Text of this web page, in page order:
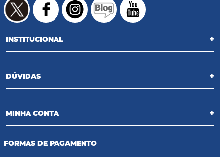
INSTITUCIONAL +
DÚVIDAS +
MINHA CONTA +
FORMAS DE PAGAMENTO